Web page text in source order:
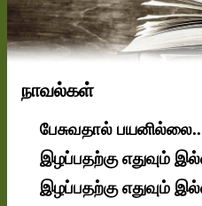
நாவல்கள்
பேசுவதால்
இழப்பதற்கு எதுவும்
இழப்பதற்கு எதுவும்